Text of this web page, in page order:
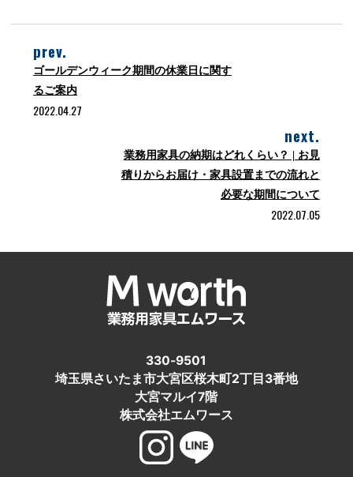
prev.
ゴールデンウィーク期間の休業日に関す
るご案内
2022.04.27
next.
業務用家具の納期はどれくらい？ | お見
積りからお届け・家具設置までの流れと
必要な期間について
2022.07.05
330-9501
埼玉県さいたま市大宮区桜木町2丁目3番地
大宮マルイ7階
株式会社エムワース